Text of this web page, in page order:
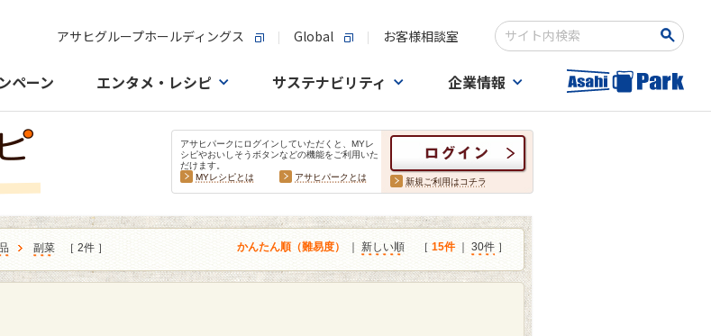
アサヒグループホールディングス Global お客様相談室
検索キーワード入力
ペーン エンタメ・レシピ サステナビリティ 企業情報
アサヒパークにログインしていただくと、MYレ
シピやおいしそうボタンなどの機能をご利用いた
だけます。
MYレシピとは
アサヒパークとは 新規ご利用はコチラ
副菜 ［ 2件 ］ かんたん順（難易度） 新しい順 ［ 15件｜ 30件 ］